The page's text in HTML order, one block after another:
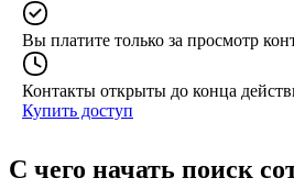
Вы платите только за просмотр
Контакты открыты до конца
Купить доступ
С чего начать поиск